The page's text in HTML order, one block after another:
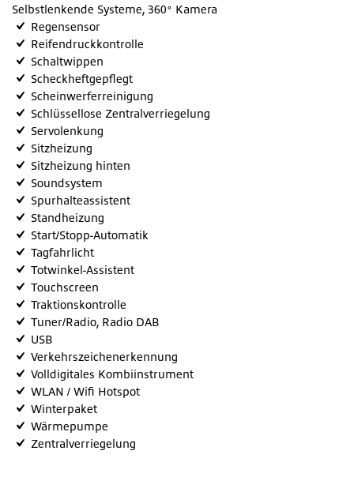
Selbstlenkende Systeme, 360° Kamera
Regensensor
Reifendruckkontrolle
Schaltwippen
Scheckheftgepflegt
Scheinwerferreinigung
Schlüssellose Zentralverriegelung
Servolenkung
Sitzheizung
Sitzheizung hinten
Soundsystem
Spurhalteassistent
Standheizung
Start/Stopp-Automatik
Tagfahrlicht
Totwinkel-Assistent
Touchscreen
Traktionskontrolle
Tuner/Radio, Radio DAB
USB
Verkehrszeichenerkennung
Volldigitales Kombiinstrument
WLAN / Wifi Hotspot
Winterpaket
Wärmepumpe
Zentralverriegelung